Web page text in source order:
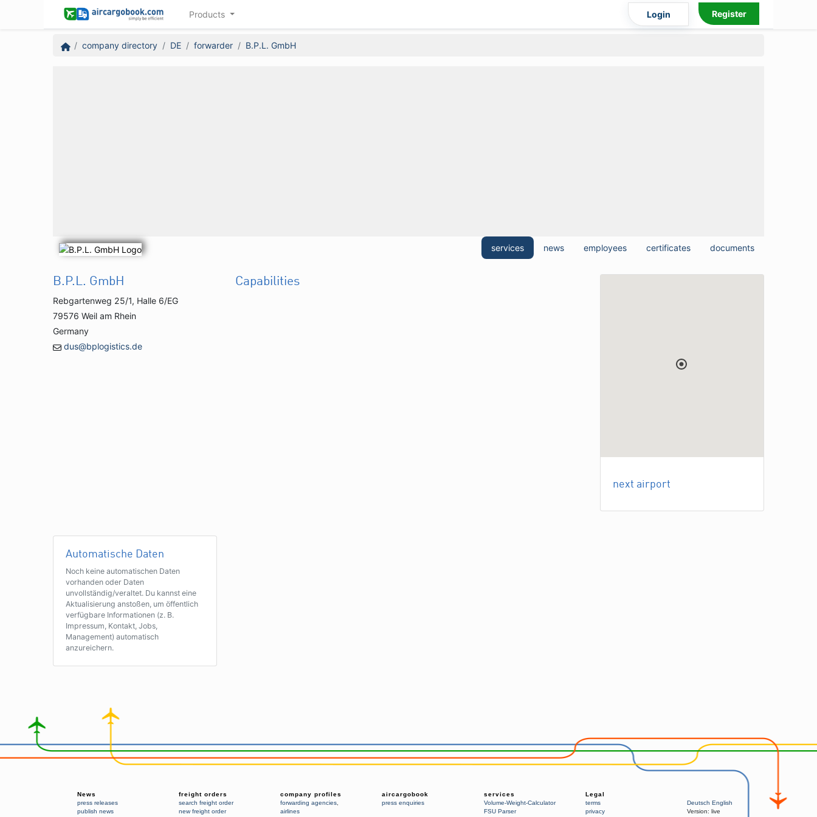
Products Login Register
company directory DE forwarder B.P.L. GmbH
services news employees certificates documents
B.P.L. GmbH
Rebgartenweg 25/1, Halle 6/EG
79576 Weil am Rhein
Germany
dus@bplogistics.de
Capabilities
next airport
Automatische Daten
Noch keine automatischen Daten
vorhanden oder Daten
unvollständig/veraltet. Du kannst eine
Aktualisierung anstoßen, um öffentlich
verfügbare Informationen (z. B.
Impressum, Kontakt, Jobs,
Management) automatisch
anzureichern.
News
press releases
publish news
freight orders
search freight order
new freight order
company profiles
forwarding agencies
airlines
aircargobook
press enquiries
services
Volume-Weight-Calculator
FSU Parser
Legal
terms
privacy
Deutsch English
Version: live